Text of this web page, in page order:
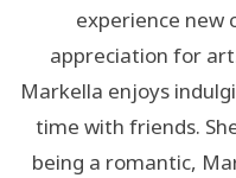
experience new
appreciation for
Markella enjoys
time with friends.
being a romantic,